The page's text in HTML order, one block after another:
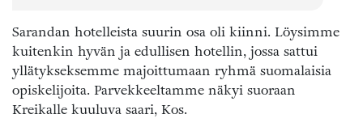
Sarandan hotelleista suurin osa oli kiinni. Löysimme
kuitenkin hyvän ja edullisen hotellin, jossa sattui
yllätykseksemme majoittumaan ryhmä suomalaisia
opiskelijoita. Parvekkeeltamme näkyi suoraan
Kreikalle kuuluva saari, Kos.